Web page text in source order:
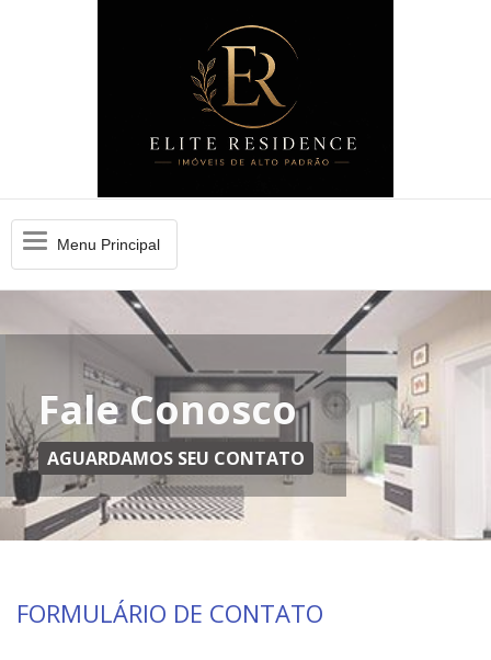
MenuMenu Principal
Fale Conosco
AGUARDAMOS SEU CONTATO
FORMULÁRIO DE CONTATO